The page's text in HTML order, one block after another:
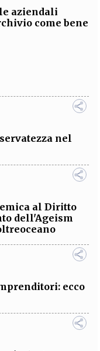
aziendali
come bene
nel
al Diritto
dell'Ageism
ecco